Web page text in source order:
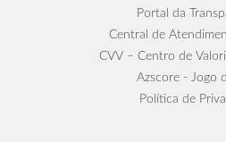
Portal da
Central de
CVV – Centro de
Azscore - Jogo
Política de